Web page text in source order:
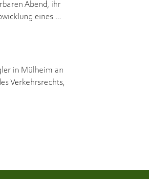
Abend, ihr
eines
in Mülheim an
Verkehrsrechts,